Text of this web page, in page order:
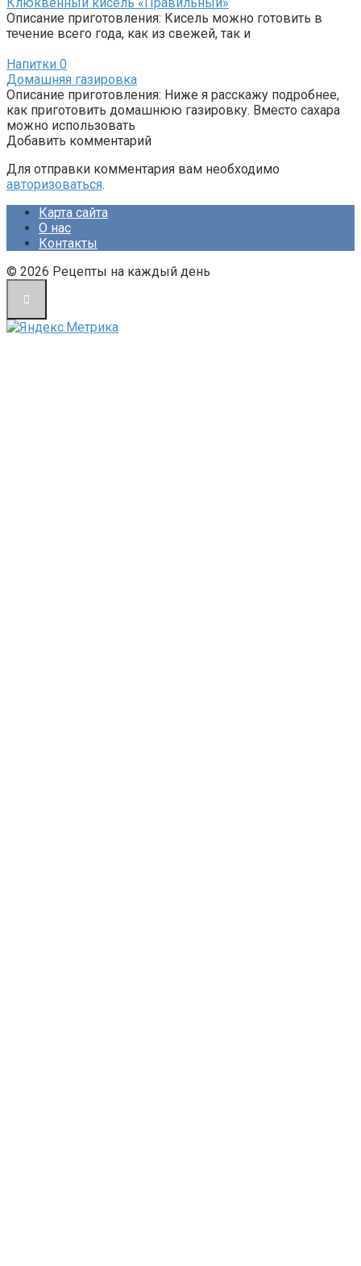
Описание приготовления: Кисель можно готовить в
течение всего года, как из свежей, так и
Напитки 0
Домашняя газировка
Описание приготовления: Ниже я расскажу подробнее,
как приготовить домашнюю газировку. Вместо сахара
можно использовать
Добавить комментарий
Для отправки комментария вам необходимо
авторизоваться.
Карта сайта
О нас
Контакты
© 2026 Рецепты на каждый день